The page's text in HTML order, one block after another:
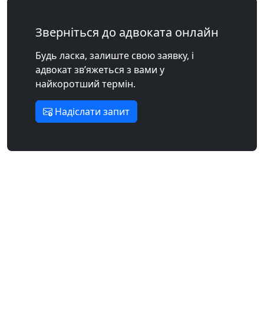
Зверніться до адвоката онлайн
Будь ласка, залиште свою заявку, і
адвокат зв’яжеться з вами у
найкоротший термін.
Надіслати запит